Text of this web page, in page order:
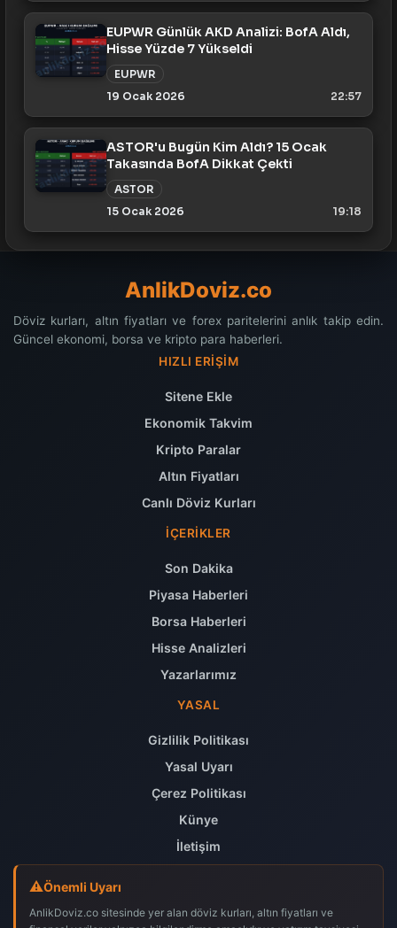
EUPWR Günlük AKD Analizi: BofA Aldı,
Hisse Yüzde 7 Yükseldi
EUPWR
19 Ocak 2026
22:57
ASTOR'u Bugün Kim Aldı? 15 Ocak
Takasında BofA Dikkat Çekti
ASTOR
15 Ocak 2026
19:18
AnlikDoviz.co
Döviz kurları, altın fiyatları ve forex paritelerini anlık takip edin.
Güncel ekonomi, borsa ve kripto para haberleri.
HIZLI ERIŞIM
Sitene Ekle
Ekonomik Takvim
Kripto Paralar
Altın Fiyatları
Canlı Döviz Kurları
İÇERIKLER
Son Dakika
Piyasa Haberleri
Borsa Haberleri
Hisse Analizleri
Yazarlarımız
YASAL
Gizlilik Politikası
Yasal Uyarı
Çerez Politikası
Künye
İletişim
Önemli Uyarı
AnlikDoviz.co sitesinde yer alan döviz kurları, altın fiyatları ve